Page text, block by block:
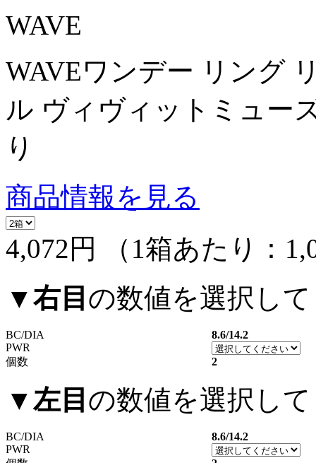
WAVE
WAVEワンデー リング
ル ヴィヴィットミュー
り
商品情報を見る
4,072円
（1箱あたり：
▼右目 の数値を選択し
BC/DIA
8.6/14.2
PWR
個数
2
▼左目 の数値を選択し
BC/DIA
8.6/14.2
PWR